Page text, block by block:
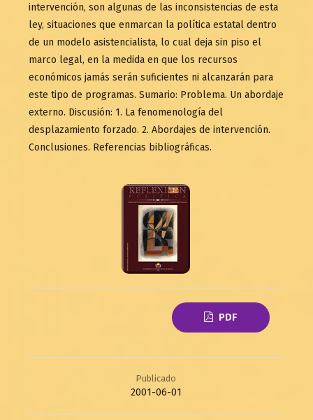
intervención, son algunas de las inconsistencias de esta
ley, situaciones que enmarcan la política estatal dentro
de un modelo asistencialista, lo cual deja sin piso el
marco legal, en la medida en que los recursos
económicos jamás serán suficientes ni alcanzarán para
este tipo de programas. Sumario: Problema. Un abordaje
externo. Discusión: 1. La fenomenología del
desplazamiento forzado. 2. Abordajes de intervención.
Conclusiones. Referencias bibliográficas.
PDF
Publicado
2001-06-01